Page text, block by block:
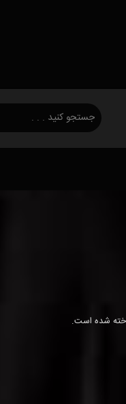
«مالیات‌ستانی» (2020)، «دست‌اندازی به ستارگان» (2023) و «ژنراتور رکس» (2010) شناخته شده است.